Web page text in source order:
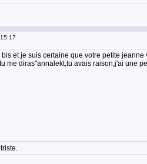
et je suis certaine que votre petite
me diras"annalekt,tu avais raison,j'ai une